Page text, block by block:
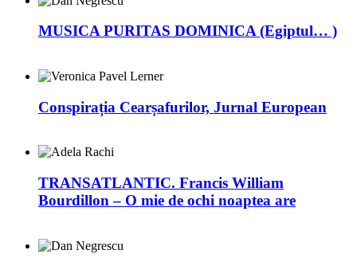
MUSICA PURITAS DOMINICA (Egiptul… )
Conspirația Cearșafurilor, Jurnal European
TRANSATLANTIC. Francis William
Bourdillon – O mie de ochi noaptea are